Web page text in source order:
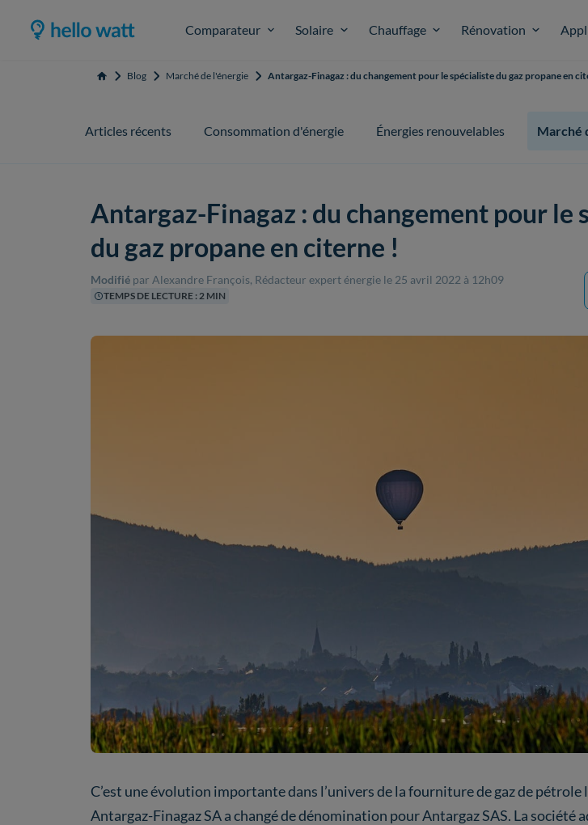
Comparateur Solaire Chauffage Rénovation
Accueil Blog Marché de l'énergie Antargaz-Finagaz : du changement pour le spécialiste du gaz propane en
Articles récents Consommation d'énergie Énergies renouvelables Marché
Antargaz-Finagaz : du changement pour le
du gaz propane en citerne !
Modifié par Alexandre François, Rédacteur expert énergie le 25 avril 2022 à 12h09
TEMPS DE LECTURE : 2 MIN
C’est une évolution importante dans l’univers de la fourniture de gaz de pétrole
Antargaz-Finagaz SA a changé de dénomination pour Antargaz SAS. La société